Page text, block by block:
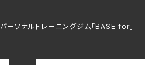
パーソナルトレーニングジム「BASE for」